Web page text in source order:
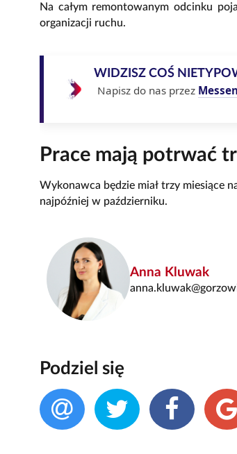
Na całym remontowanym odcinku
organizacji ruchu.
WIDZISZ COŚ
Napisz do nas przez
Prace mają potrwać
Wykonawca będzie miał trzy miesiące
najpóźniej w październiku.
Anna Kluwak
Podziel się